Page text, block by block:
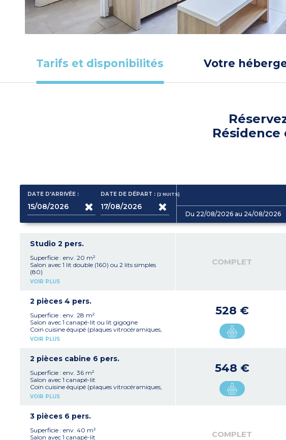
Tarifs et disponibilités Votre
Résidence
DATE D'ARRIVÉE : DATE DE DÉPART :(2NUITS)
Du 22/08/2026 au 24/08/2026
Studio 2 pers.
Superficie : env. 20 m²
Salon avec 1 lit double (160) ou 2 lits simples
(80)
Coin cuisine
pain, cafetière à capsules - pas de lave-vaisselle)
Salle de bain avec douche
Balcon
4 studios communiquent avec un
appartement 2 pièces 4 personnes
VOIR PLUS
COMPLET
2 pièces 4 pers.
Superficie : env. 28 m²
Salon avec 1 canapé-lit ou lit gigogne
Coin cuisine équipé (plaques vitrocéramiques,
réfrigérateur, micro-ondes combiné grill,
Chambre avec 1 lit double ou lit zippé (2x80)
Salle de bain avec douche
Balcon
4 appartements communiquent avec un
studio
3 appartements PMR
VOIR PLUS
528 €
2 pièces cabine 6 pers.
Superficie : env. 36 m²
Salon avec 1 canapé-lit
Coin cuisine équipé (plaques vitrocéramiques,
réfrigérateur, micro-ondes combiné grill,
Chambre avec 1 lit double (160) ou 2 lits
simples (2x80)
Cabine avec 2 lits superposés
Salle de bain avec douche
VOIR PLUS
548 €
3 pièces 6 pers.
Superficie : env. 40 m²
Salon avec 1 canapé-lit
COMPLET